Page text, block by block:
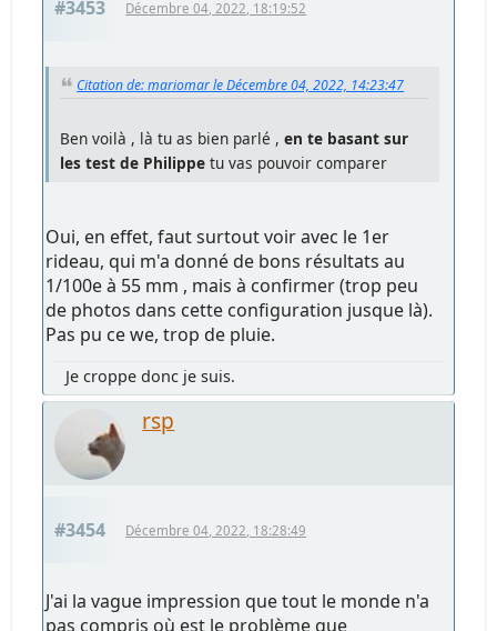
#3453 Décembre 04, 2022, 18:19:52
Citation de: mariomar le Décembre 04, 2022, 14:23:47
Ben voilà , là tu as bien parlé ,en te basant sur
les test de Philippe tu vas pouvoir comparer
Oui, en effet, faut surtout voir avec le 1er
rideau, qui m'a donné de bons résultats au
1/100e à 55 mm , mais à confirmer (trop peu
de photos dans cette configuration jusque là).
Pas pu ce we, trop de pluie.
Je croppe donc je suis.
rsp
#3454 Décembre 04, 2022, 18:28:49
J'ai la vague impression que tout le monde n'a
pas compris où est le problème que